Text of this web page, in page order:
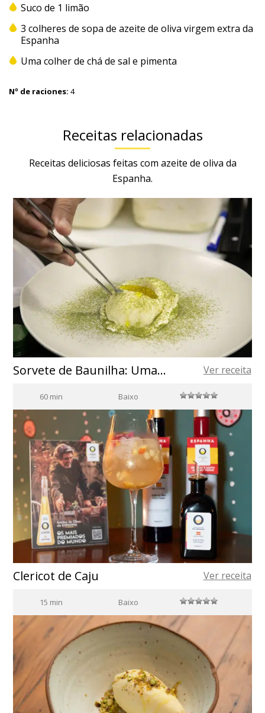
Suco de 1 limão
3 colheres de sopa de azeite de oliva virgem extra da
Espanha
Uma colher de chá de sal e pimenta
Nº de raciones: 4
Receitas relacionadas
Receitas deliciosas feitas com azeite de oliva da
Espanha.
Sorvete de Baunilha: Uma Sobremesa Deliciosa Ver receita
60 min Baixo
Clericot de Caju Ver receita
15 min Baixo